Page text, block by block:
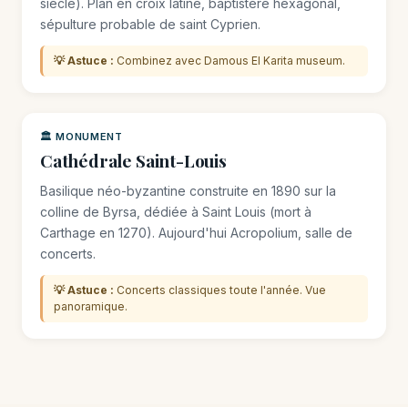
siècle). Plan en croix latine, baptistère hexagonal,
sépulture probable de saint Cyprien.
💡 Astuce : Combinez avec Damous El Karita museum.
🏛️ MONUMENT
Cathédrale Saint-Louis
Basilique néo-byzantine construite en 1890 sur la
colline de Byrsa, dédiée à Saint Louis (mort à
Carthage en 1270). Aujourd'hui Acropolium, salle de
concerts.
💡 Astuce : Concerts classiques toute l'année. Vue
panoramique.